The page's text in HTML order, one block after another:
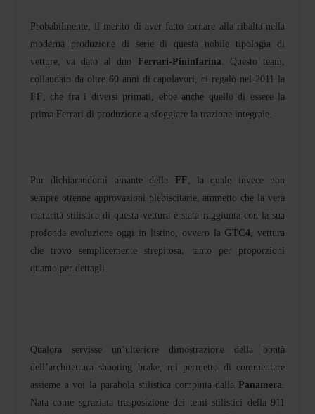
Probabilmente, il merito di aver fatto tornare alla ribalta nella
moderna produzione di serie di questa nobile tipologia di
vetture, va dato al duo
Ferrari-Pininfarina . Questo team,
collaudato da oltre 60 anni di capolavori, ci regalò nel 2011 la
FF , che fra i diversi primati, ebbe anche quello di essere la
prima Ferrari di produzione a sfoggiare la trazione integrale.
Pur dichiarandomi amante della FF , la quale invece non
sempre ottenne approvazioni plebiscitarie, ammetto che la vera
maturità stilistica di questa vettura è stata raggiunta con la sua
profonda evoluzione oggi in listino, ovvero la GTC4 , vettura
che trovo semplicemente strepitosa, tanto per proporzioni
quanto per dettagli.
Qualora servisse un’ulteriore dimostrazione della bontà
dell’architettura shooting brake, mi permetto di commentare
assieme a voi la parabola stilistica compiuta dalla
Panamera.
Nata come sgraziata trasposizione dei temi stilistici della 911